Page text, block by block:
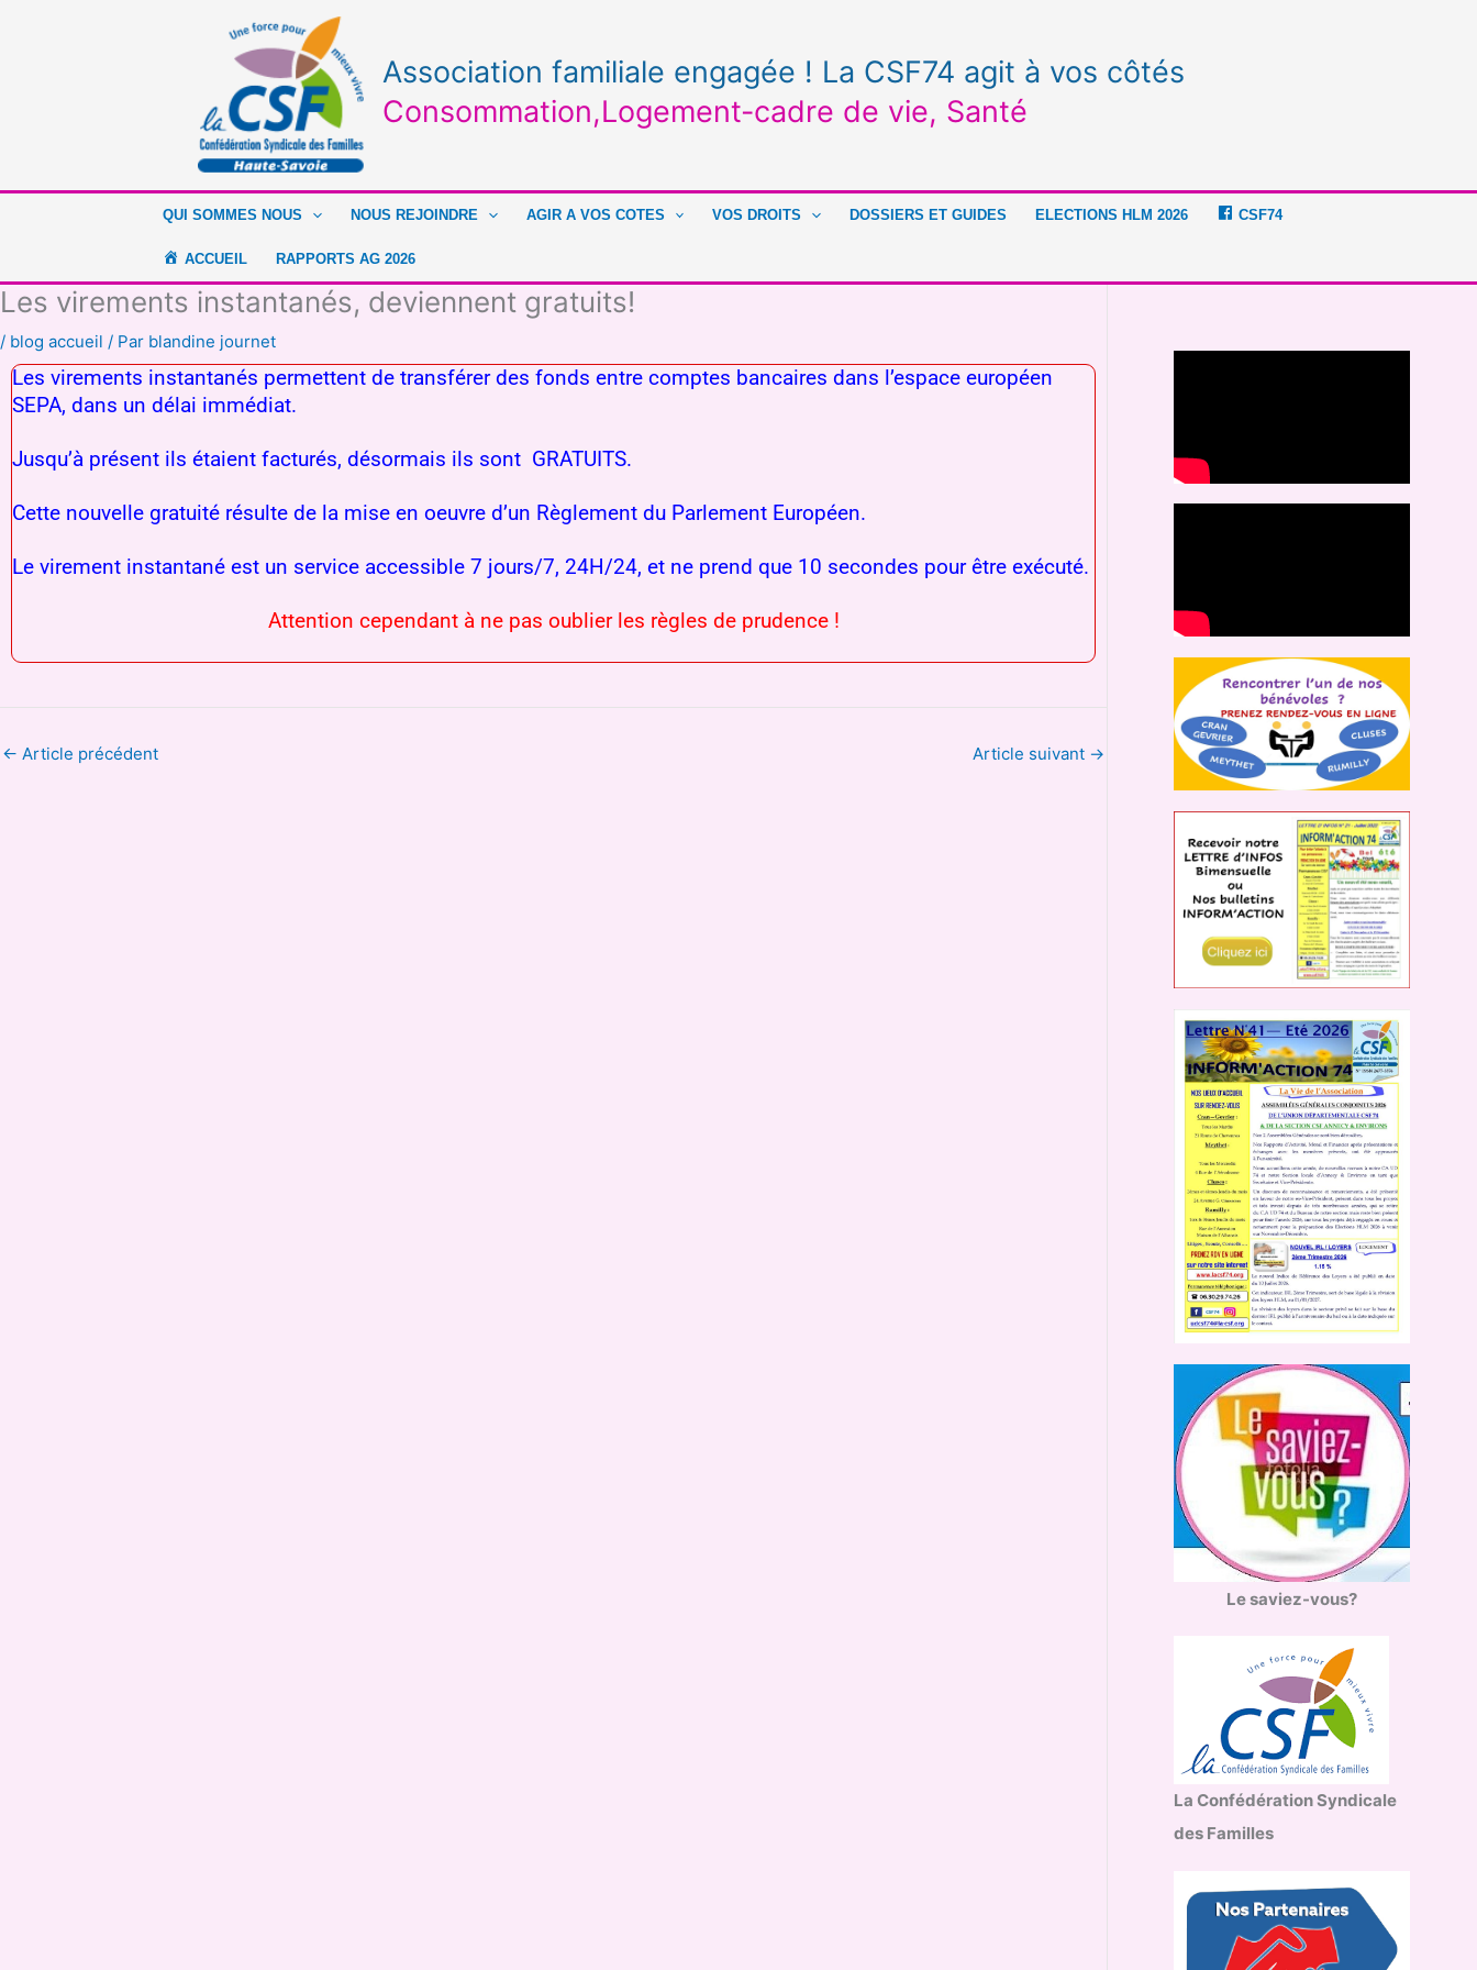
Association familiale engagée ! La CSF74 agit à vos côtés
Consommation,Logement-cadre de vie, Santé
QUI SOMMES NOUS NOUS REJOINDRE AGIR A VOS COTES VOS DROITS DOSSIERS ET GUIDES ELECTIONS HLM 2026 CSF74
ACCUEIL RAPPORTS AG 2026
Les virements instantanés, deviennent gratuits!
/ blog accueil / Par blandine journet
Les virements instantanés permettent de transférer des fonds entre comptes bancaires dans l’espace européen
SEPA, dans un délai immédiat.
Jusqu’à présent ils étaient facturés, désormais ils sont GRATUITS.
Cette nouvelle gratuité résulte de la mise en oeuvre d’un Règlement du Parlement Européen.
Le virement instantané est un service accessible 7 jours/7, 24H/24, et ne prend que 10 secondes pour être exécuté.
Attention cependant à ne pas oublier les règles de prudence !
← Article précédent Article suivant →
Le saviez-vous?
La Confédération Syndicale
des Familles